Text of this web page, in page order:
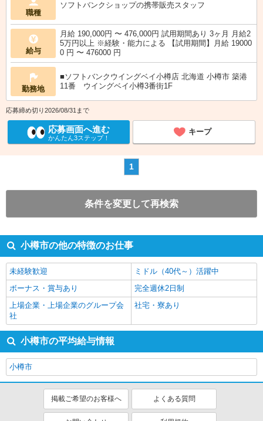
職種
ソフトバンクショップの携帯販売スタッフ
給与
月給 190,000円 〜 476,000円 試用期間あり 3ヶ月 月給2
5万円以上 ※経験・能力による 【試用期間】月給 19000
0 円 〜 476000 円
勤務地
■ソフトバンクウイングベイ小樽店 北海道 小樽市 築港
11番 ウイングベイ小樽3番街1F
応募締め切り2026/08/31まで
応募画面へ進む
かんたん3ステップ！
キープ
1
条件を変更して再検索
小樽市の他の特徴のお仕事
未経験歓迎
ミドル（40代～）活躍中
ボーナス・賞与あり
完全週休2日制
上場企業・上場企業のグループ会
社
社宅・寮あり
小樽市の平均給与情報
小樽市
掲載ご希望のお客様へ よくある質問